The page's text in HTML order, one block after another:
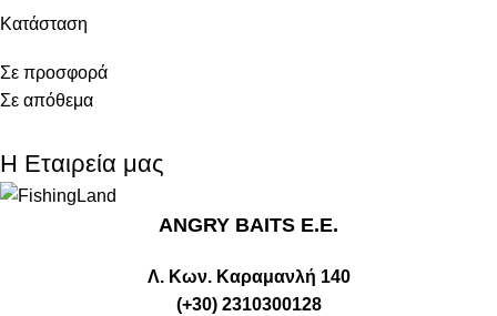
Κατάσταση
Σε προσφορά
Σε απόθεμα
Η Εταιρεία μας
ANGRY BAITS Ε.Ε.
Λ. Κων. Καραμανλή 140
(+30) 2310300128